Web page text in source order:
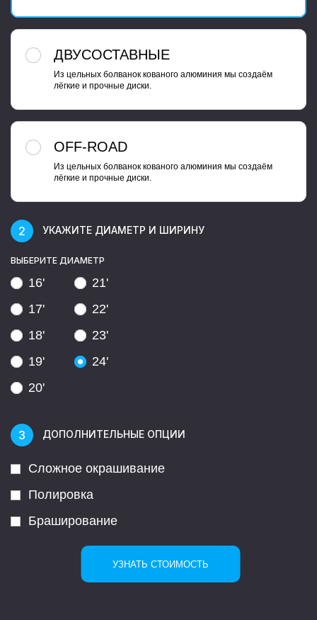
ДВУСОСТАВНЫЕ
Из цельных болванок кованого алюминия мы создаём
лёгкие и прочные диски.
OFF-ROAD
Из цельных болванок кованого алюминия мы создаём
лёгкие и прочные диски.
УКАЖИТЕ ДИАМЕТР И ШИРИНУ
ВЫБЕРИТЕ ДИАМЕТР
16'
17'
18'
19'
20'
21'
22'
23'
24'
ДОПОЛНИТЕЛЬНЫЕ ОПЦИИ
Сложное окрашивание
Полировка
Браширование